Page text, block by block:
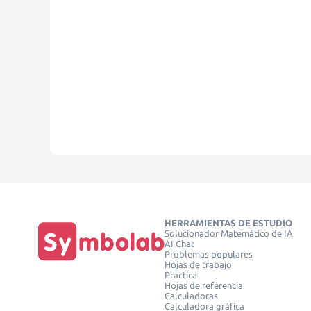
HERRAMIENTAS DE ESTUDIO
Solucionador Matemático de IA
AI Chat
Problemas populares
Hojas de trabajo
Practica
Hojas de referencia
Calculadoras
Calculadora gráfica